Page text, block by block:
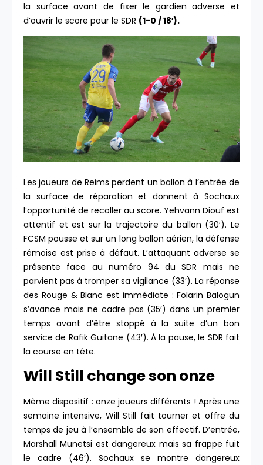
la surface avant de fixer le gardien adverse et
d’ouvrir le score pour le SDR (1-0 / 18′).
Les joueurs de Reims perdent un ballon à l’entrée de
la surface de réparation et donnent à Sochaux
l’opportunité de recoller au score. Yehvann Diouf est
attentif et est sur la trajectoire du ballon (30′). Le
FCSM pousse et sur un long ballon aérien, la défense
rémoise est prise à défaut. L’attaquant adverse se
présente face au numéro 94 du SDR mais ne
parvient pas à tromper sa vigilance (33′). La réponse
des Rouge & Blanc est immédiate : Folarin Balogun
s’avance mais ne cadre pas (35′) dans un premier
temps avant d’être stoppé à la suite d’un bon
service de Rafik Guitane (43′). À la pause, le SDR fait
la course en tête.
Will Still change son onze
Même dispositif : onze joueurs différents ! Après une
semaine intensive, Will Still fait tourner et offre du
temps de jeu à l’ensemble de son effectif. D’entrée,
Marshall Munetsi est dangereux mais sa frappe fuit
le cadre (46′). Sochaux se montre dangereux